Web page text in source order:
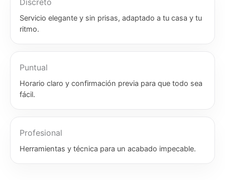
Discreto
Servicio elegante y sin prisas, adaptado a tu casa y tu
ritmo.
Puntual
Horario claro y confirmación previa para que todo sea
fácil.
Profesional
Herramientas y técnica para un acabado impecable.